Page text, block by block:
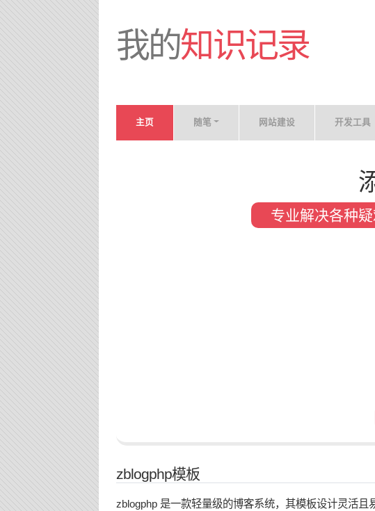
我的知识记录
主页 随笔 网站建设 开发工具
专业解决各种
zblogphp模板
zblogphp 是一款轻量级的博客系统，其模板设计灵活且